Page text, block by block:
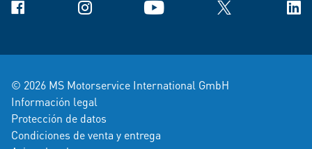
Facebook Instagram YouTube X
© 2026 MS Motorservice International GmbH
Información legal
Protección de datos
Condiciones de venta y entrega